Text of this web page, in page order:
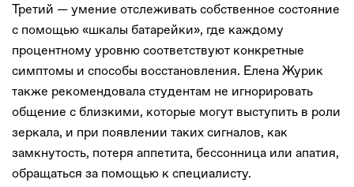
Третий — умение отслеживать собственное состояние
с помощью «шкалы батарейки», где каждому
процентному уровню соответствуют конкретные
симптомы и способы восстановления. Елена Журик
также рекомендовала студентам не игнорировать
общение с близкими, которые могут выступить в роли
зеркала, и при появлении таких сигналов, как
замкнутость, потеря аппетита, бессонница или апатия,
обращаться за помощью к специалисту.